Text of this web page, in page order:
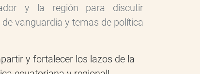
y la región para discutir
vanguardia y temas de política
y fortalecer los lazos de la